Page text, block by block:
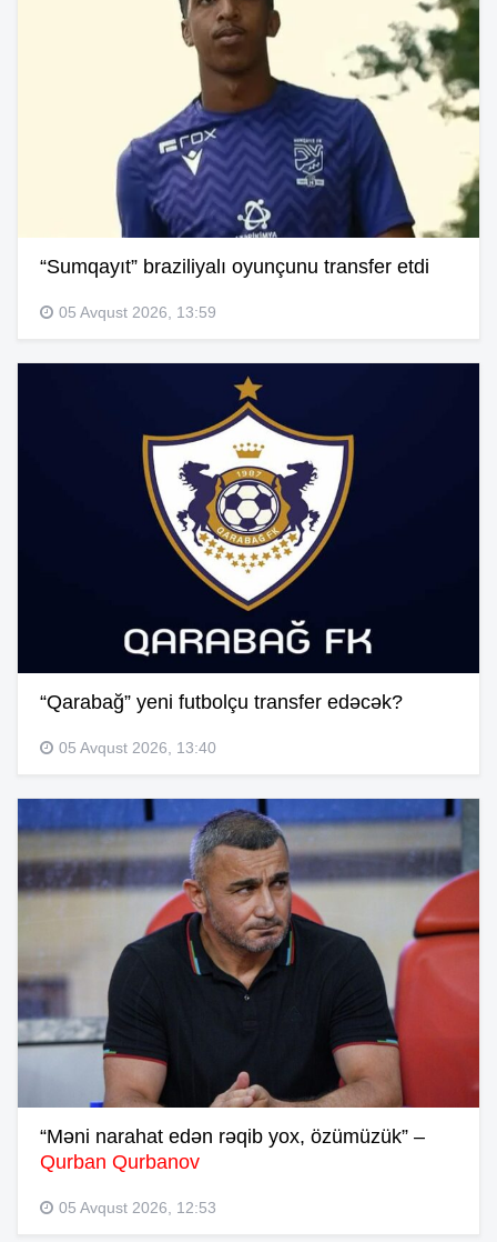
“Sumqayıt” braziliyalı oyunçunu transfer etdi
05 Avqust 2026, 13:59
“Qarabağ” yeni futbolçu transfer edəcək?
05 Avqust 2026, 13:40
“Məni narahat edən rəqib yox, özümüzük” –
Qurban Qurbanov
05 Avqust 2026, 12:53